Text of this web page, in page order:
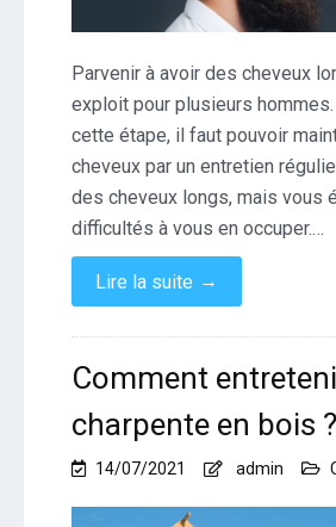
Parvenir à avoir des cheveux
exploit pour plusieurs
cette étape, il faut pouvoir
cheveux par un entretien
des cheveux longs, mais vous
difficultés à vous en occuper.…
Lire la suite →
Comment
charpente en bois ?
14/07/2021 admin